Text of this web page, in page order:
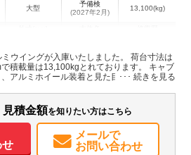
大型
予備検
(2027年2月)
13,100(kg)
装備情報
ウイングが入庫いたしました。 荷台寸法は
積載量は13,100kgとれております。 キャブ
アルミホイール装着と見た目も格好いい1台
積金額を知りたい方はこちら
せ
メールで
お問い合わせ